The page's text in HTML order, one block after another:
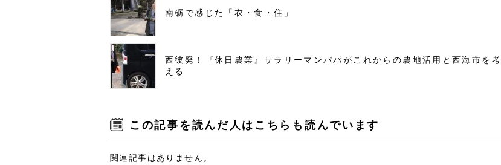
南砺で感じた「衣・食・住」
西彼発！『休日農業』サラリーマンパパがこれからの農地活用と西海市を考
える
この記事を読んだ人はこちらも読んでいます
関連記事はありません。